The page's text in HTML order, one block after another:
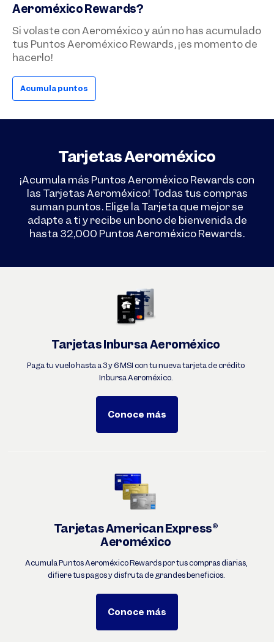
Aeroméxico Rewards?
Si volaste con Aeroméxico y aún no has acumulado
tus Puntos Aeroméxico Rewards, ¡es momento de
hacerlo!
Acumula puntos
Tarjetas Aeroméxico
¡Acumula más Puntos Aeroméxico Rewards con
las Tarjetas Aeroméxico! Todas tus compras
suman puntos. Elige la Tarjeta que mejor se
adapte a ti y recibe un bono de bienvenida de
hasta 32,000 Puntos Aeroméxico Rewards.
Tarjetas Inbursa Aeroméxico
Paga tu vuelo hasta a 3 y 6 MSI con tu nueva tarjeta de crédito
Inbursa Aeroméxico.
Conoce más
Tarjetas American Express®
Aeroméxico
Acumula Puntos Aeroméxico Rewards por tus compras diarias,
difiere tus pagos y disfruta de grandes beneficios.
Conoce más